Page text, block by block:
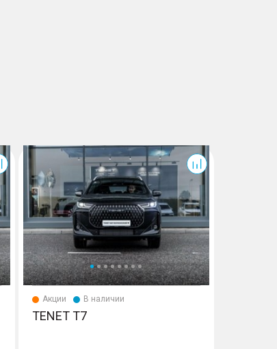
T7
Акции В наличии
TENET T7